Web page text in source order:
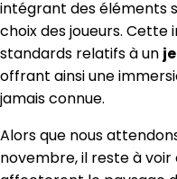
intégrant des éléments
choix des joueurs.
standards relatifs à un
offrant ainsi une
jamais connue.
Alors que nous
novembre, il reste à